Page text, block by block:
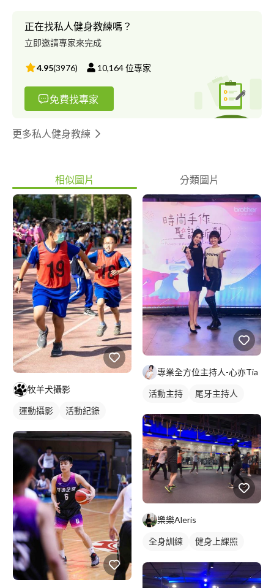
是要有目標，沒目標怎麼叫人生呢? 我叫:施彥丞 綽號:Pippen 證
正在找私人健身教練嗎？
立即邀請專家來完成
4.95(3976) 10,164位專家
免費找專家
更多私人健身教練
相似圖片 分類圖片
牧羊犬攝影
運動攝影 活動紀錄
專業全方位主持人-心亦Tia
活動主持 尾牙主持人
樂樂Aleris
全身訓練
健身上課照